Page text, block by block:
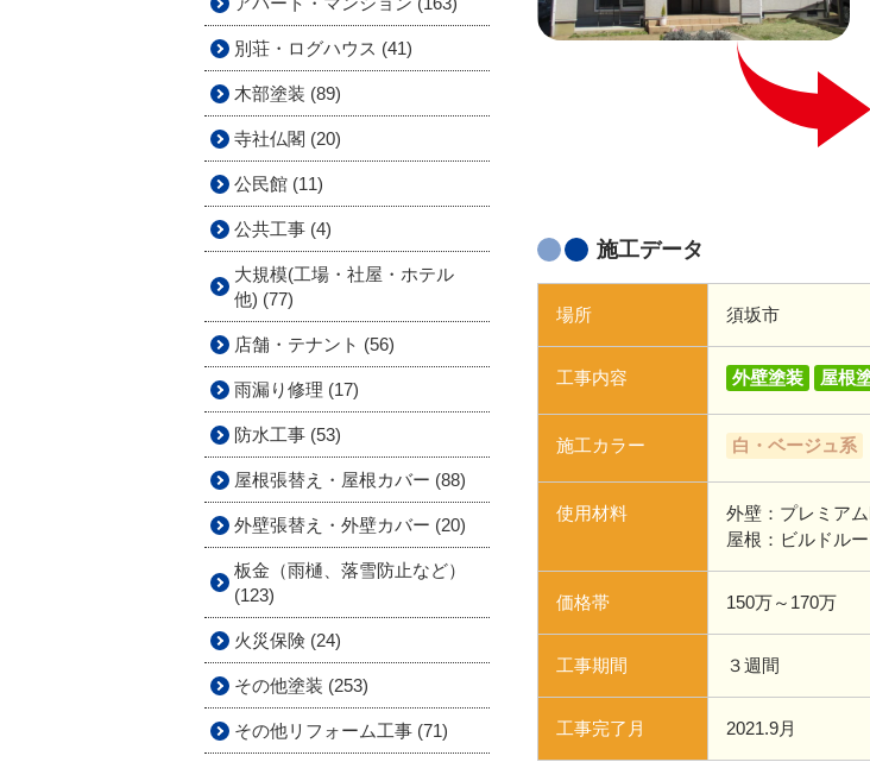
施工データ
場所 須坂市
工事内容 外壁塗装 屋根
施工カラー 白・ベージュ系
使用材料
外壁：プレミア
屋根：ビルドル
価格帯 150万～170万
工事期間 ３週間
工事完了月 2021.9月
別荘・ログハウス (41)
木部塗装 (89)
寺社仏閣 (20)
公民館 (11)
公共工事 (4)
大規模(工場・社屋・ホテル
他) (77)
店舗・テナント (56)
雨漏り修理 (17)
防水工事 (53)
屋根張替え・屋根カバー (88)
外壁張替え・外壁カバー (20)
板金（雨樋、落雪防止など）
(123)
火災保険 (24)
その他塗装 (253)
その他リフォーム工事 (71)